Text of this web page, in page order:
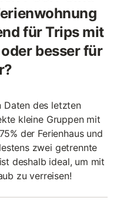
für Trips mit
besser für
Daten des letzten
kleine Gruppen mit
der Ferienhaus und
zwei getrennte
deshalb ideal, um mit
zu verreisen!